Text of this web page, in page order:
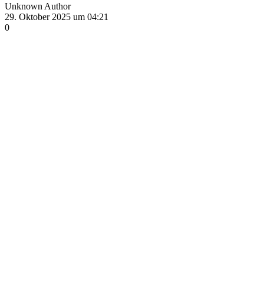
Unknown Author
29. Oktober 2025 um 04:21
0